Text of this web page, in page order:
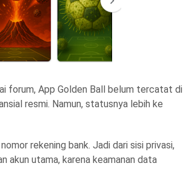
forum, App Golden Ball belum tercatat di
resmi. Namun, statusnya lebih ke
rekening bank. Jadi dari sisi privasi,
akun utama, karena keamanan data